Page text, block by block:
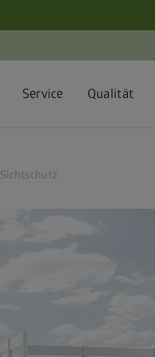
Service Qualität
Sichtschutz